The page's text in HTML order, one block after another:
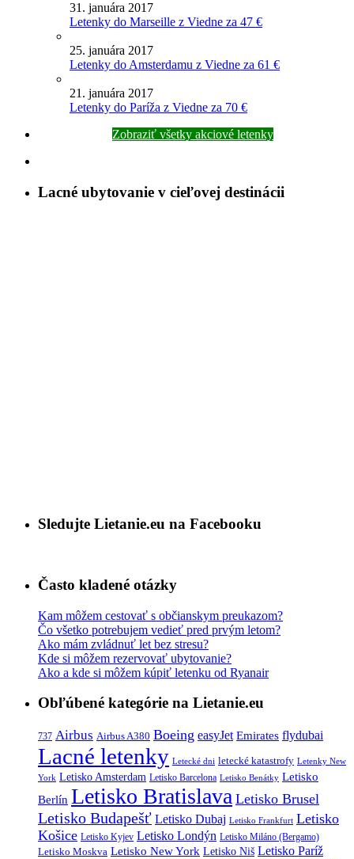
31. januára 2017
Letenky do Marseille z Viedne za 47 €
25. januára 2017
Letenky do Amsterdamu z Viedne za 61 €
21. januára 2017
Letenky do Paríža z Viedne za 70 €
Zobraziť všetky akciové letenky
Lacné ubytovanie v cieľovej destinácii
Sledujte Lietanie.eu na Facebooku
Často kladené otázky
Kam môžem cestovať s občianskym preukazom?
Čo všetko potrebujem vedieť pred prvým letom?
Ako mám zvládnuť let bez stresu?
Kde si môžem rezervovať ubytovanie?
Ako a kde si môžem kúpiť letenku od Ryanair
Obľúbené kategórie na Lietanie.eu
737 Airbus Airbus A380 Boeing easyJet Emirates flydubai
Lacné letenky Letecké dni letecké katastrofy Letenky New
York Letisko Amsterdam Letisko Barcelona Letisko Benátky Letisko
Berlín Letisko Bratislava Letisko Brusel
Letisko Budapešť Letisko Dubaj Letisko Frankfurt Letisko
Košice Letisko Kyjev Letisko Londýn Letisko Miláno (Bergamo)
Letisko Moskva Letisko New York Letisko Niš Letisko Paríž